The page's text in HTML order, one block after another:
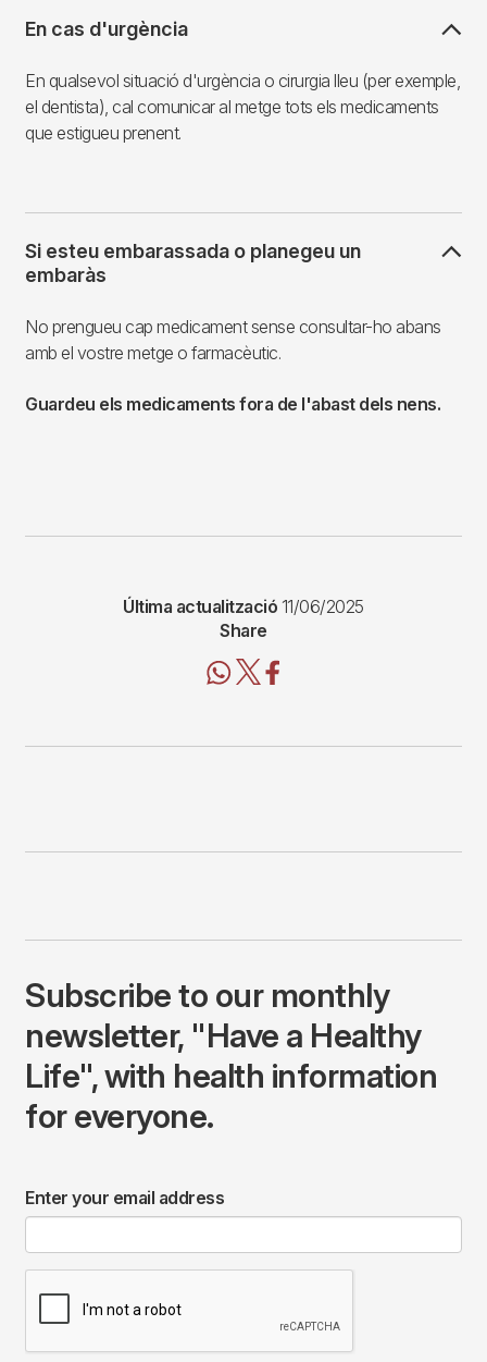
En cas d'urgència
En qualsevol situació d'urgència o cirurgia lleu (per exemple,
el dentista), cal comunicar al metge tots els medicaments
que estigueu prenent.
Si esteu embarassada o planegeu un
embaràs
No prengueu cap medicament sense consultar-ho abans
amb el vostre metge o farmacèutic.
Guardeu els medicaments fora de l'abast dels nens.
Última actualització 11/06/2025
Share
Subscribe to our monthly
newsletter, "Have a Healthy
Life", with health information
for everyone.
Enter your email address